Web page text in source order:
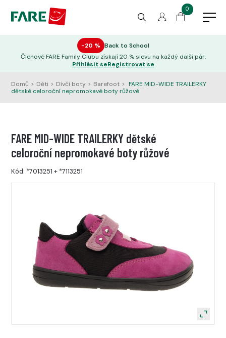
0
−20 % Back to School
Členové FARE Family Clubu získají 20 % slevu na každý další pár.
Přihlásit seRegistrovat se
Domů > Děti > Dívčí boty > Barefoot > FARE MID-WIDE TRAILERKY
dětské celoroční nepromokavé boty růžové
FARE MID-WIDE TRAILERKY dětské
celoroční nepromokavé boty růžové
Kód: *7013251 + *7113251